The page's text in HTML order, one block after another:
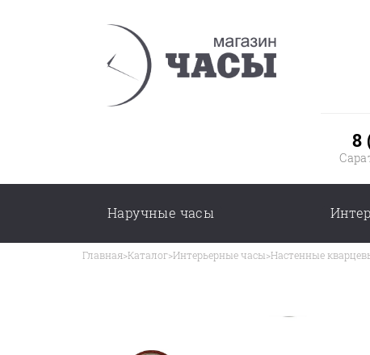
8
Наручные часы
Главная>Каталог>Интерьерные часы>Настенные